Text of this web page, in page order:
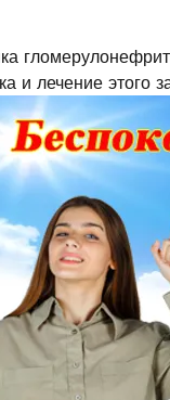
и лечение этого